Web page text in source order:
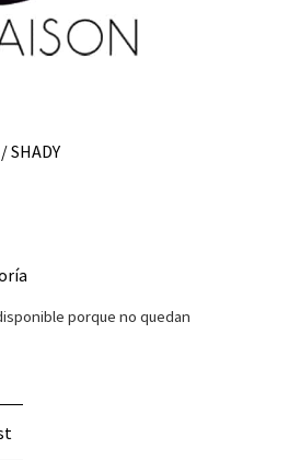
/ SHADY
porque no quedan